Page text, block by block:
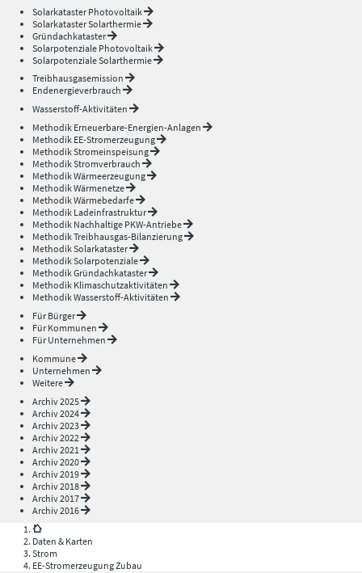
Solarkataster Photovoltaik
Solarkataster Solarthermie
Gründachkataster
Solarpotenziale Photovoltaik
Solarpotenziale Solarthermie
Treibhausgasemission
Endenergieverbrauch
Wasserstoff-Aktivitäten
Methodik Erneuerbare-Energien-Anlagen
Methodik EE-Stromerzeugung
Methodik Stromeinspeisung
Methodik Stromverbrauch
Methodik Wärmeerzeugung
Methodik Wärmenetze
Methodik Wärmebedarfe
Methodik Ladeinfrastruktur
Methodik Nachhaltige PKW-Antriebe
Methodik Treibhausgas-Bilanzierung
Methodik Solarkataster
Methodik Solarpotenziale
Methodik Gründachkataster
Methodik Klimaschutzaktivitäten
Methodik Wasserstoff-Aktivitäten
Für Bürger
Für Kommunen
Für Unternehmen
Kommune
Unternehmen
Weitere
Archiv 2025
Archiv 2024
Archiv 2023
Archiv 2022
Archiv 2021
Archiv 2020
Archiv 2019
Archiv 2018
Archiv 2017
Archiv 2016
Daten & Karten
Strom
EE-Stromerzeugung Zubau